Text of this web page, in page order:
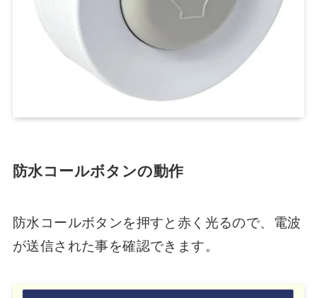
防水コールボタンの動作
防水コールボタンを押すと赤く光るので、電波
が送信された事を確認できます。